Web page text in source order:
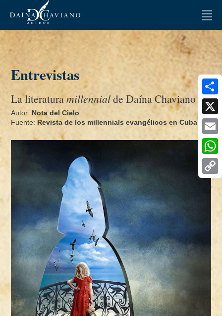
LA AUTORA
Artículos
Ensayos
ENTREVISTAS
NOTICIAS
MULTIMEDIA
FAQ
CONTACTO
Entrevistas
La literaturamillennialde Daí­na Chaviano
Autor: Nota del Cielo
Fuente: Revista de los millennials evangélicos en Cuba
Share
X
Email